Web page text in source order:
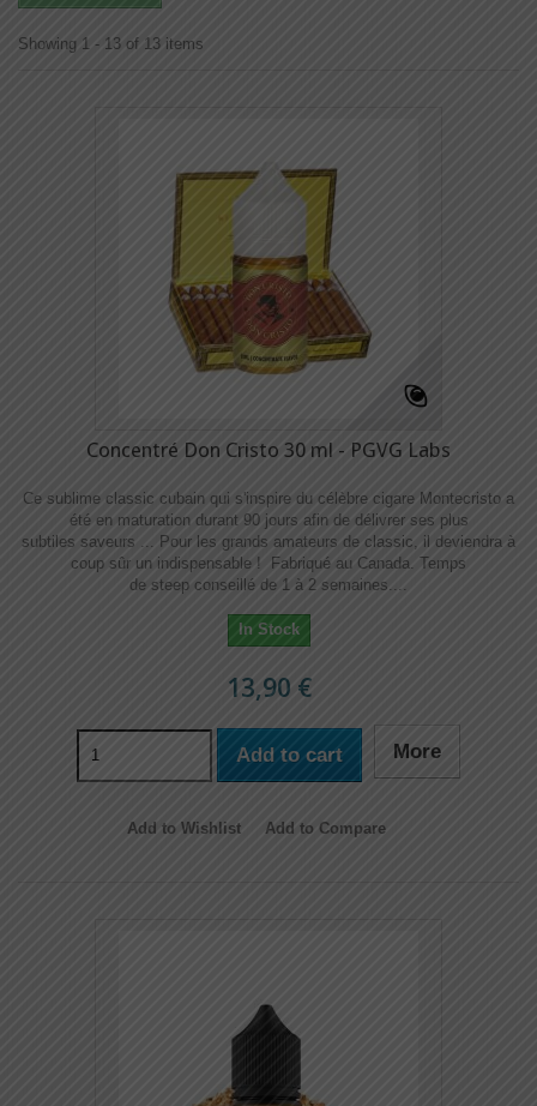
Showing 1 - 13 of 13 items
Concentré Don Cristo 30 ml - PGVG Labs
Ce sublime classic cubain qui s'inspire du célèbre cigare Montecristo a
été en maturation durant 90 jours afin de délivrer ses plus
subtiles saveurs ... Pour les grands amateurs de classic, il deviendra à
coup sûr un indispensable ! Fabriqué au Canada. Temps
de steep conseillé de 1 à 2 semaines....
In Stock
13,90 €
Add to cart More
Add to Wishlist Add to Compare